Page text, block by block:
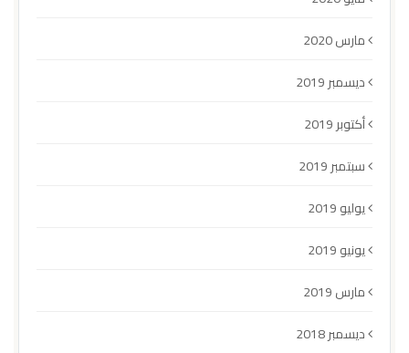
مارس 2020
ديسمبر 2019
أكتوبر 2019
سبتمبر 2019
يوليو 2019
يونيو 2019
مارس 2019
ديسمبر 2018